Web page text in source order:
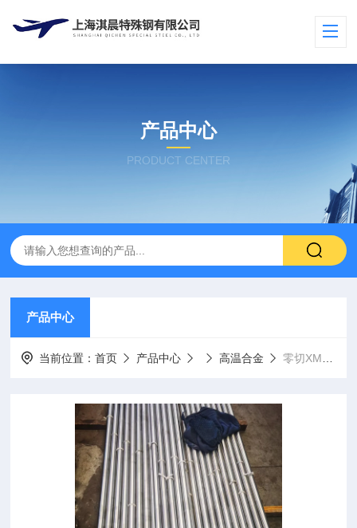
产品中心
PRODUCT CENTER
产品中心
当前位置：首页 产品中心 高温合金 零切XM-19 Nitronic50高温合金